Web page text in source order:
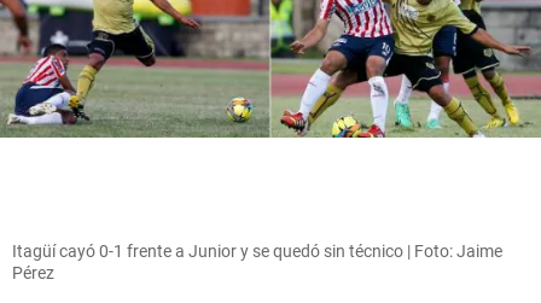
Itagüí cayó 0-1 frente a Junior y se quedó sin técnico | Foto: Jaime
Pérez